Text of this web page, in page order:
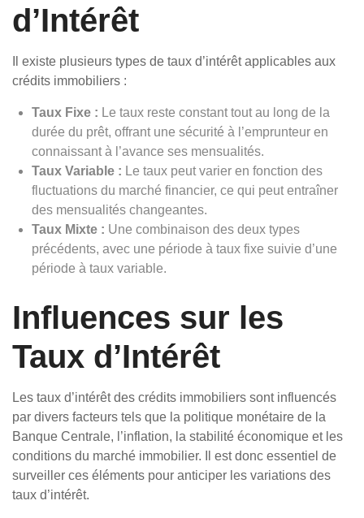
d’Intérêt
Il existe plusieurs types de taux d’intérêt applicables aux
crédits immobiliers :
Taux Fixe : Le taux reste constant tout au long de la
durée du prêt, offrant une sécurité à l’emprunteur en
connaissant à l’avance ses mensualités.
Taux Variable : Le taux peut varier en fonction des
fluctuations du marché financier, ce qui peut entraîner
des mensualités changeantes.
Taux Mixte : Une combinaison des deux types
précédents, avec une période à taux fixe suivie d’une
période à taux variable.
Influences sur les
Taux d’Intérêt
Les taux d’intérêt des crédits immobiliers sont influencés
par divers facteurs tels que la politique monétaire de la
Banque Centrale, l’inflation, la stabilité économique et les
conditions du marché immobilier. Il est donc essentiel de
surveiller ces éléments pour anticiper les variations des
taux d’intérêt.